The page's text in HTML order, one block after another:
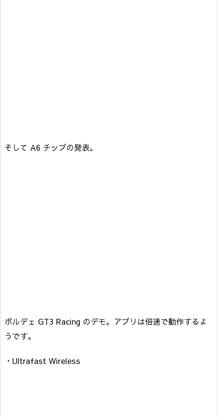
そして A6 チップの発表。
ポルデェ GT3 Racing のデモ。アプリは倍速で動作するよ
うです。
・Ultrafast Wireless